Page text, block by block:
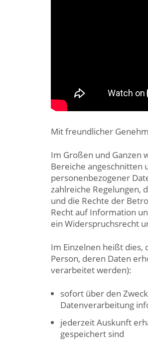
Mit freundlicher
Im Großen und Ganzen
Bereiche angeschnitten
personenbezogener
zahlreiche Regelungen,
und die Rechte der
Recht auf Information
ein Widerspruchsrecht
Im Einzelnen heißt dies,
Person, deren Daten
verarbeitet werden):
sofort über den
Datenverarbeitung
jederzeit Auskunft
gespeichert sind